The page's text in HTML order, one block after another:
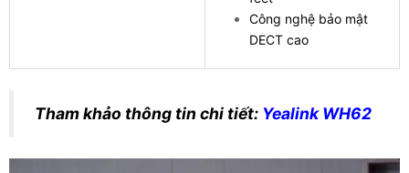
Công nghệ bảo mật
DECT cao
Tham khảo thông tin chi tiết: Yealink WH62